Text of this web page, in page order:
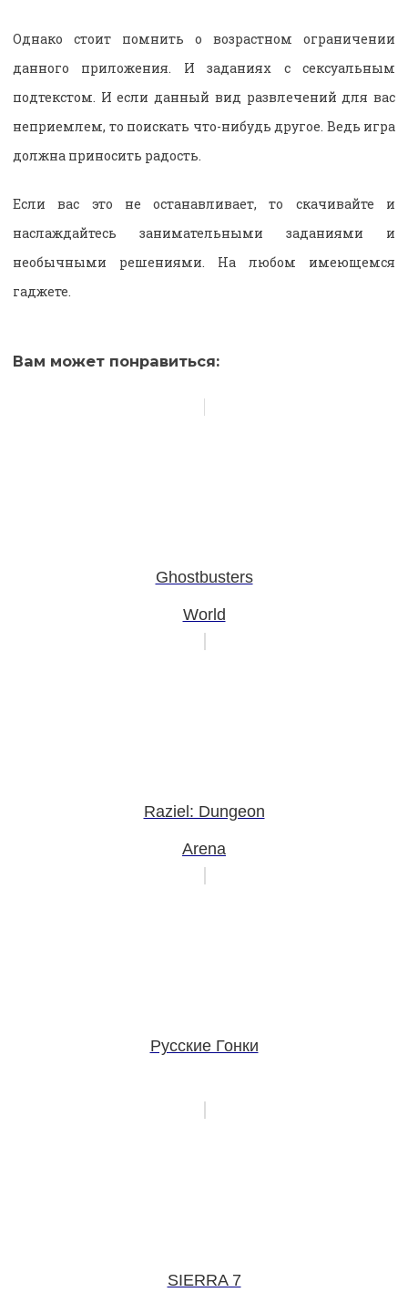
Однако стоит помнить о возрастном ограничении
данного приложения. И заданиях с сексуальным
подтекстом. И если данный вид развлечений для вас
неприемлем, то поискать что-нибудь другое. Ведь игра
должна приносить радость.
Если вас это не останавливает, то скачивайте и
наслаждайтесь занимательными заданиями и
необычными решениями. На любом имеющемся
гаджете.
Вам может понравиться:
Ghostbusters
World
Raziel: Dungeon
Arena
Русские Гонки
SIERRA 7